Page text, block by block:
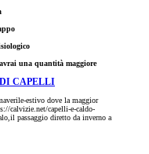
una quantità maggiore
DI CAPELLI
estivo dove la maggior
calvizie.net/capelli-e-caldo-
passaggio diretto da inverno a